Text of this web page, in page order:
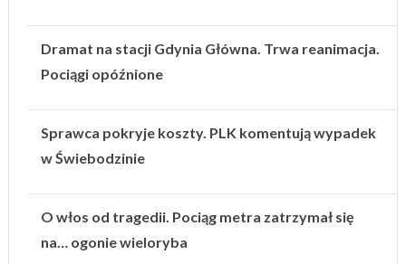
Dramat na stacji Gdynia Główna. Trwa reanimacja.
Pociągi opóźnione
Sprawca pokryje koszty. PLK komentują wypadek
w Świebodzinie
O włos od tragedii. Pociąg metra zatrzymał się
na… ogonie wieloryba